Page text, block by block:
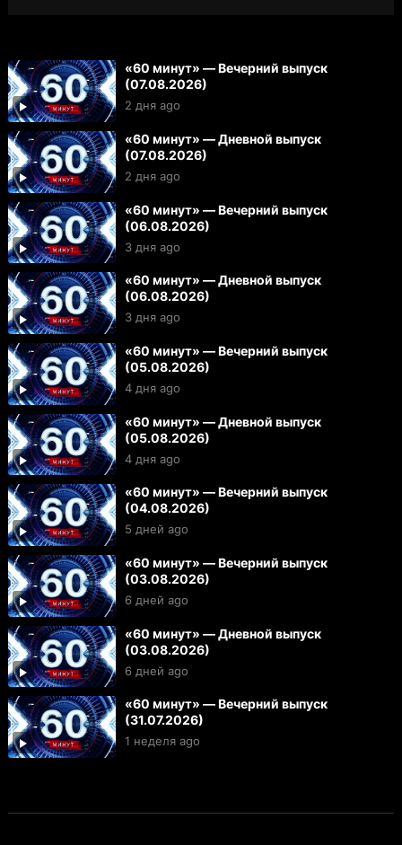
«60 минут» — Вечерний выпуск
(07.08.2026)
2 дня ago
«60 минут» — Дневной выпуск
(07.08.2026)
2 дня ago
«60 минут» — Вечерний выпуск
(06.08.2026)
3 дня ago
«60 минут» — Дневной выпуск
(06.08.2026)
3 дня ago
«60 минут» — Вечерний выпуск
(05.08.2026)
4 дня ago
«60 минут» — Дневной выпуск
(05.08.2026)
4 дня ago
«60 минут» — Вечерний выпуск
(04.08.2026)
5 дней ago
«60 минут» — Вечерний выпуск
(03.08.2026)
6 дней ago
«60 минут» — Дневной выпуск
(03.08.2026)
6 дней ago
«60 минут» — Вечерний выпуск
(31.07.2026)
1 неделя ago